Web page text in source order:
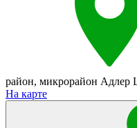
район, микрорайон Адлер
На карте